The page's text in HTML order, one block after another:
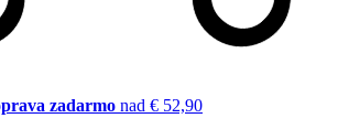
zadarmo nad € 52,90